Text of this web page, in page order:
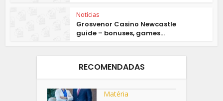
Notícias
Grosvenor Casino Newcastle
guide – bonuses, games...
RECOMENDADAS
Matéria